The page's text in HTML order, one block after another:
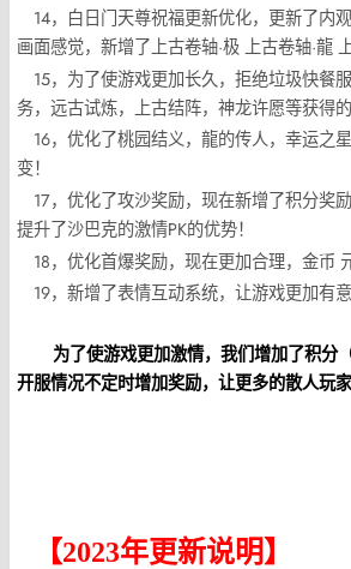
14，白日门天尊祝福更新优化，更新了内
画面感觉，新增了上古卷轴·极 上古卷轴·龍 上
15，为了使游戏更加长久，拒绝垃圾快餐
务，远古试炼，上古结阵，神龙许愿等获得
16，优化了桃园结义，龍的传人，幸运之
变！
17，优化了攻沙奖励，现在新增了积分奖励
提升了沙巴克的激情PK的优势！
18，优化首爆奖励，现在更加合理，金币
19，新增了表情互动系统，让游戏更加有意
为了使游戏更加激情，我们增加了积分
开服情况不定时增加奖励，让更多的散人玩家
【2023年更新说明】